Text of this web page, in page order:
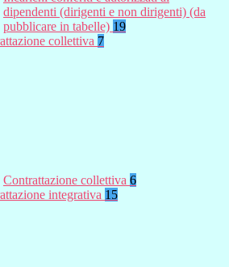
dipendenti (dirigenti e non dirigenti) (da
pubblicare in tabelle) 19
collettiva 7
Contrattazione collettiva 6
integrativa 15